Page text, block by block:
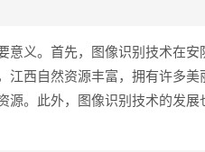
意义。首先，图像识别技术在
江西自然资源丰富，拥有许多
源。此外，图像识别技术的发